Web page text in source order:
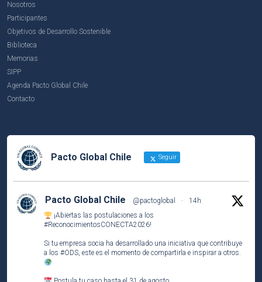
Nosotros
Participantes
Objetivos de Desarrollo Sostenible
Biblioteca
Memorias
SIPP
Agenda Pacto Global Chile
Contacto
Pacto Global Chile Seguir
Pacto Global Chile @pactoglobal ·
14h
¡Abiertas las postulaciones a los
#ReconocimientosCONECTA2026!
Si tu empresa socia ha desarrollado una iniciativa que contribuye
a los #ODS, este es el momento de compartirla e inspirar a otros.